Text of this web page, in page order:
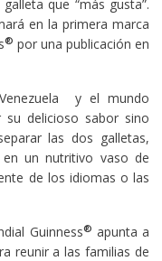
que “más gusta”.
en la primera marca
® por una publicación en
y el mundo
delicioso sabor sino
las dos galletas,
un nutritivo vaso de
de los idiomas o las
Guinness® apunta a
reunir a las familias de